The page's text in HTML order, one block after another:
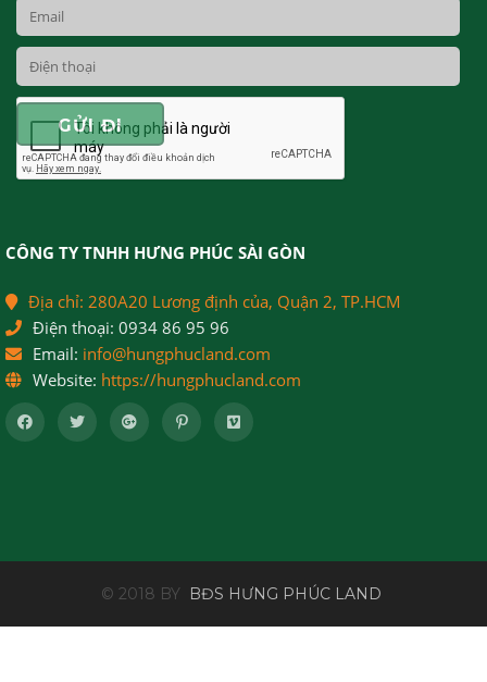
CÔNG TY TNHH HƯNG PHÚC SÀI GÒN
Địa chỉ: 280A20 Lương định của, Quận 2, TP.HCM
Điện thoại: 0934 86 95 96
Email: info@hungphucland.com
Website: https://hungphucland.com
© 2018 BY BĐS HƯNG PHÚC LAND